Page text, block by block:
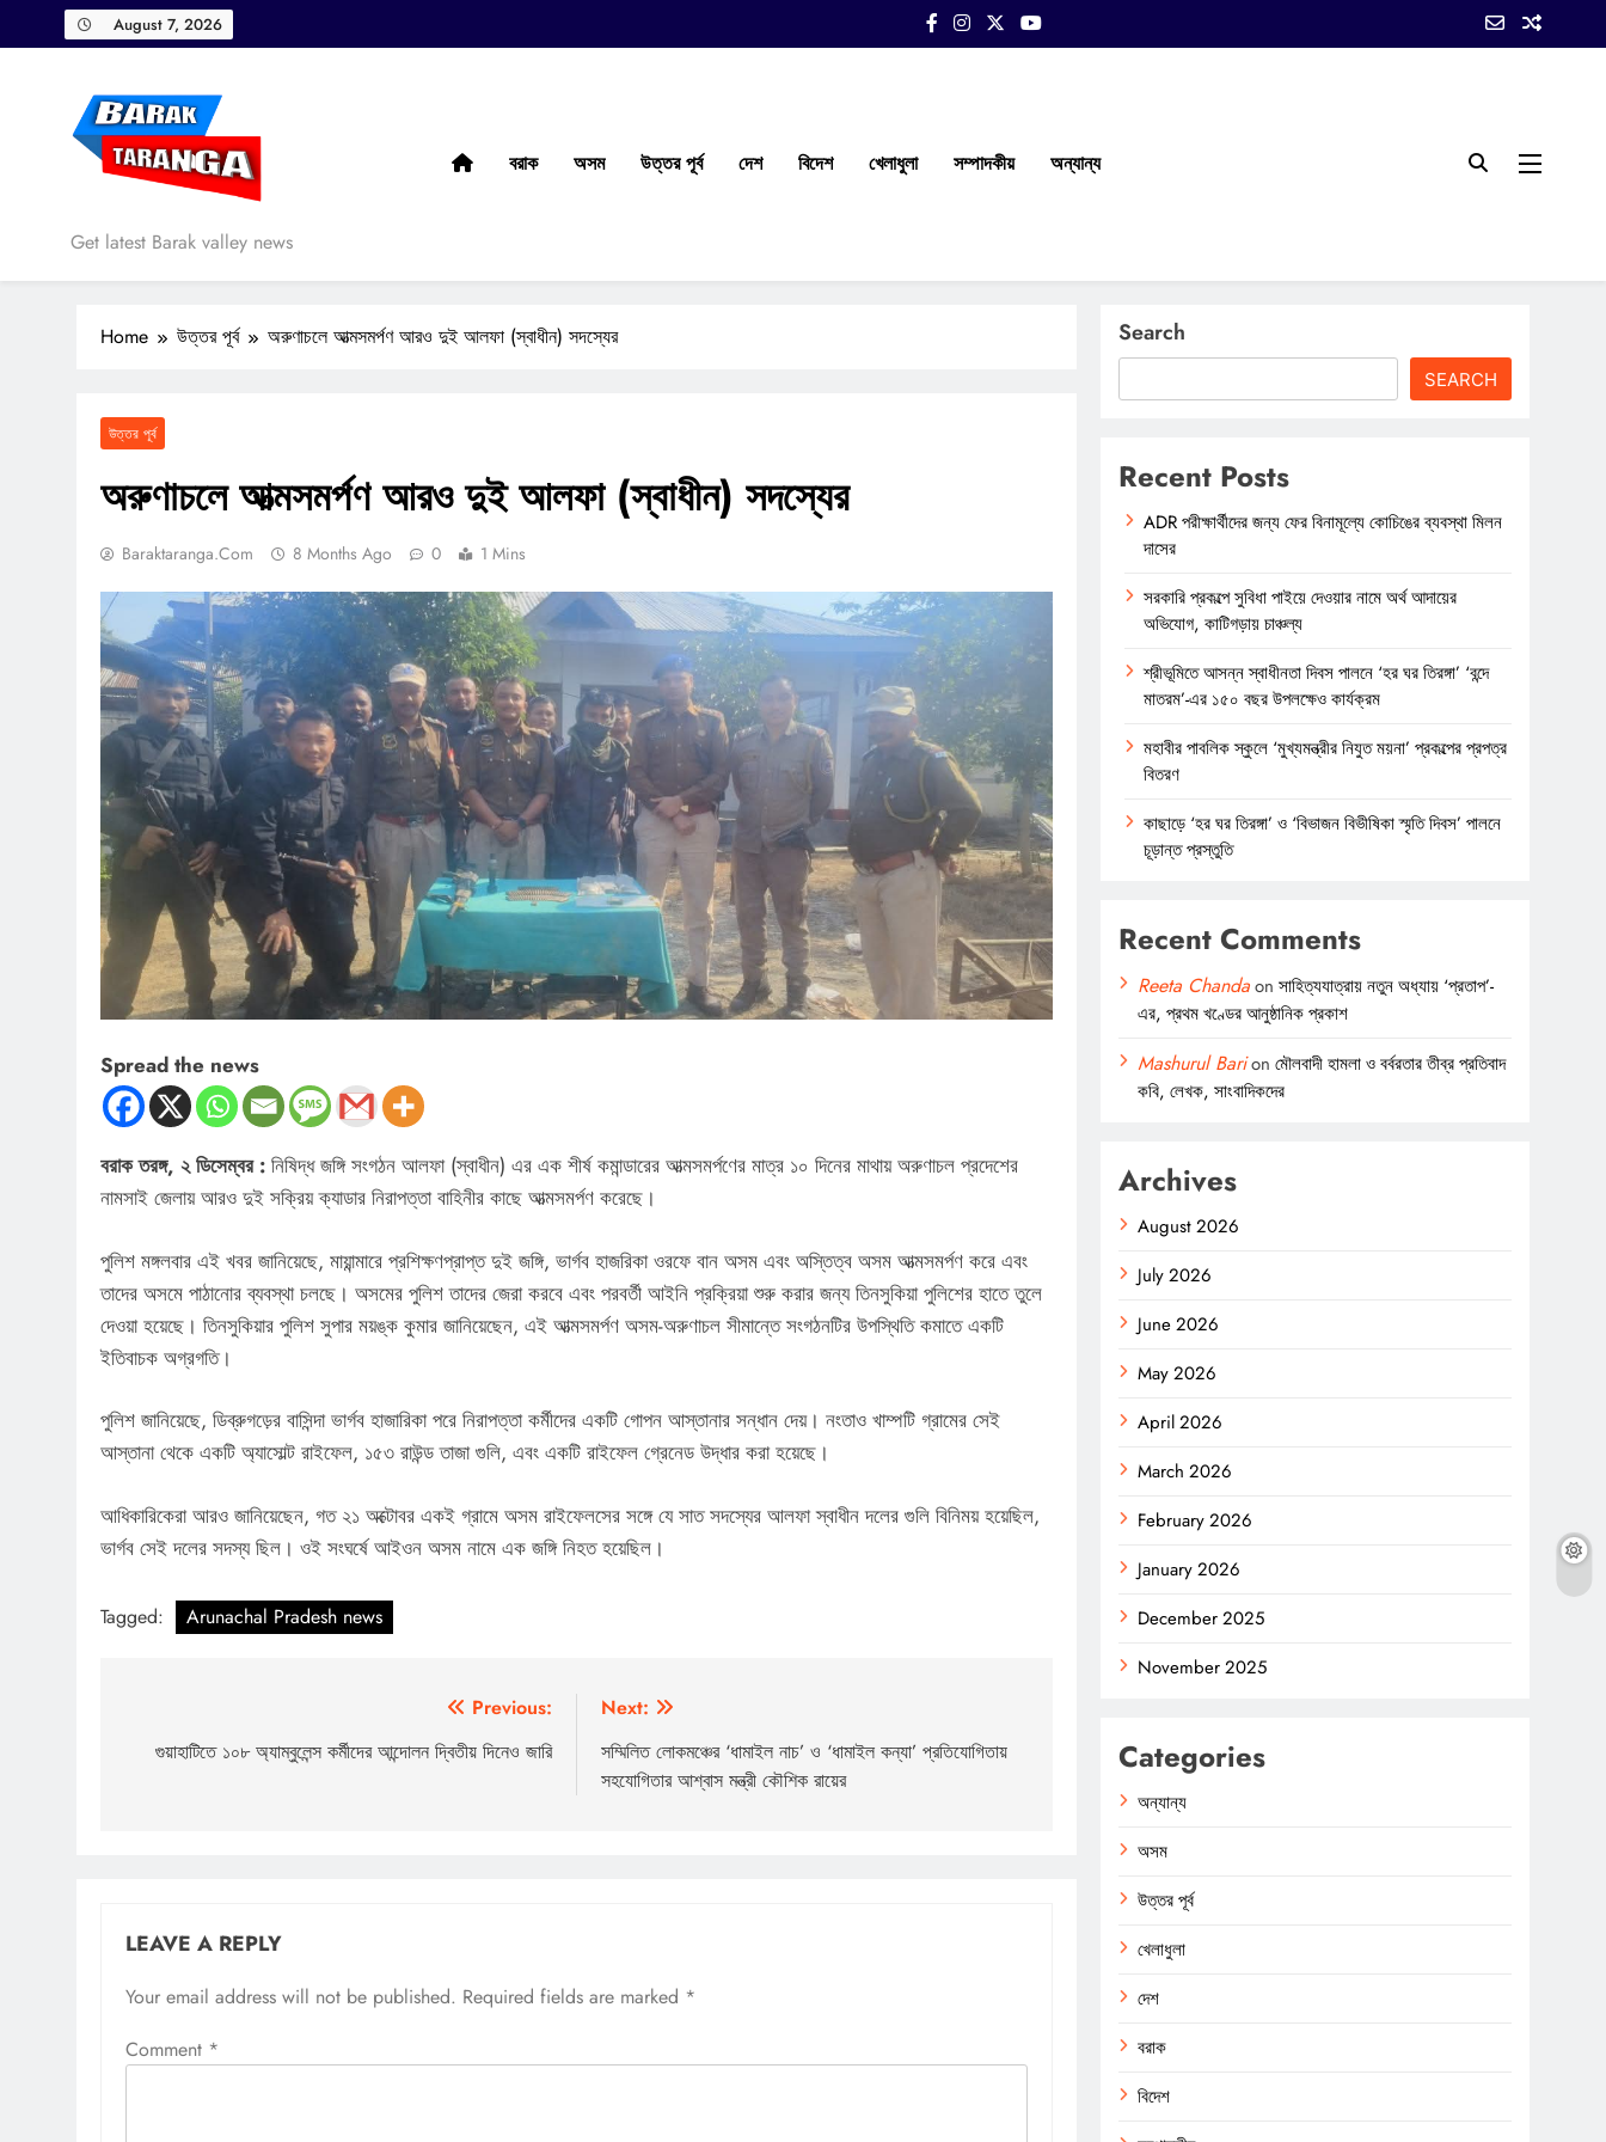
to
August 7, 2026
Barak Taranga
Get latest Barak valley news
বরাক অসম উত্তর পূর্ব দেশ বিদেশ খেলাধুলা সম্পাদকীয় অন্যান্য
Home উত্তর পূর্ব অরুণাচলে আত্মসমর্পণ আরও দুই আলফা (স্বাধীন) সদস্যের
উত্তর পূর্ব
অরুণাচলে আত্মসমর্পণ আরও দুই আলফা (স্বাধীন) সদস্যের
Baraktaranga.com 8 Months Ago 0 1 Mins
Spread the news
বরাক তরঙ্গ, ২ ডিসেম্বর : নিষিদ্ধ জঙ্গি সংগঠন আলফা (স্বাধীন) এর এক শীর্ষ কমান্ডারের আত্মসমর্পণের মাত্র ১০ দিনের মাথায় অরুণাচল প্রদেশের
নামসাই জেলায় আরও দুই সক্রিয় ক্যাডার নিরাপত্তা বাহিনীর কাছে আত্মসমর্পণ করেছে।
পুলিশ মঙ্গলবার এই খবর জানিয়েছে, মায়ান্মারে প্রশিক্ষণপ্রাপ্ত দুই জঙ্গি, ভার্গব হাজরিকা ওরফে বান অসম এবং অস্তিত্ব অসম আত্মসমর্পণ করে এবং
তাদের অসমে পাঠানোর ব্যবস্থা চলছে। অসমের পুলিশ তাদের জেরা করবে এবং পরবর্তী আইনি প্রক্রিয়া শুরু করার জন্য তিনসুকিয়া পুলিশের হাতে তুলে
দেওয়া হয়েছে। তিনসুকিয়ার পুলিশ সুপার ময়ঙ্ক কুমার জানিয়েছেন, এই আত্মসমর্পণ অসম-অরুণাচল সীমান্তে সংগঠনটির উপস্থিতি কমাতে একটি
ইতিবাচক অগ্রগতি।
পুলিশ জানিয়েছে, ডিব্রুগড়ের বাসিন্দা ভার্গব হাজারিকা পরে নিরাপত্তা কর্মীদের একটি গোপন আস্তানার সন্ধান দেয়। নংতাও খাম্পটি গ্রামের সেই
আস্তানা থেকে একটি অ্যাসোল্ট রাইফেল, ১৫৩ রাউন্ড তাজা গুলি, এবং একটি রাইফেল গ্রেনেড উদ্ধার করা হয়েছে।
আধিকারিকেরা আরও জানিয়েছেন, গত ২১ অক্টোবর একই গ্রামে অসম রাইফেলসের সঙ্গে যে সাত সদস্যের আলফা স্বাধীন দলের গুলি বিনিময় হয়েছিল,
ভার্গব সেই দলের সদস্য ছিল। ওই সংঘর্ষে আইওন অসম নামে এক জঙ্গি নিহত হয়েছিল।
Tagged: Arunachal Pradesh news
navigation
Previous:
গুয়াহাটিতে ১০৮ অ্যাম্বুলেন্স কৰ্মীদের আন্দোলন দ্বিতীয় দিনেও জারি
Next:
সম্মিলিত লোকমঞ্চের ‘ধামাইল নাচ’ ও ‘ধামাইল কন্যা’ প্রতিযোগিতায়
সহযোগিতার আশ্বাস মন্ত্রী কৌশিক রায়ের
LEAVE A REPLY
Your email address will not be published. Required fields are marked *
Comment *
Search
SEARCH
Recent Posts
ADR পরীক্ষার্থীদের জন্য ফের বিনামূল্যে কোচিঙের ব্যবস্থা মিলন
দাসের
সরকারি প্রকল্পে সুবিধা পাইয়ে দেওয়ার নামে অর্থ আদায়ের
অভিযোগ, কাটিগড়ায় চাঞ্চল্য
শ্রীভূমিতে আসন্ন স্বাধীনতা দিবস পালনে ‘হর ঘর তিরঙ্গা’ ‘বন্দে
মাতরম’-এর ১৫০ বছর উপলক্ষেও কার্যক্রম
মহাবীর পাবলিক স্কুলে ‘মুখ্যমন্ত্রীর নিযুত ময়না’ প্রকল্পের প্রপত্র
বিতরণ
কাছাড়ে ‘হর ঘর তিরঙ্গা’ ও ‘বিভাজন বিভীষিকা স্মৃতি দিবস’ পালনে
চূড়ান্ত প্রস্তুতি
Recent Comments
Reeta Chandaonসাহিত্যযাত্রায় নতুন অধ্যায় ‘প্রতাপ’-
এর, প্রথম খণ্ডের আনুষ্ঠানিক প্রকাশ
Mashurul Barionমৌলবাদী হামলা ও বর্বরতার তীব্র প্রতিবাদ
কবি, লেখক, সাংবাদিকদের
Archives
August 2026
July 2026
June 2026
May 2026
April 2026
March 2026
February 2026
January 2026
December 2025
November 2025
Categories
অন্যান্য
অসম
উত্তর পূর্ব
খেলাধুলা
দেশ
বরাক
বিদেশ